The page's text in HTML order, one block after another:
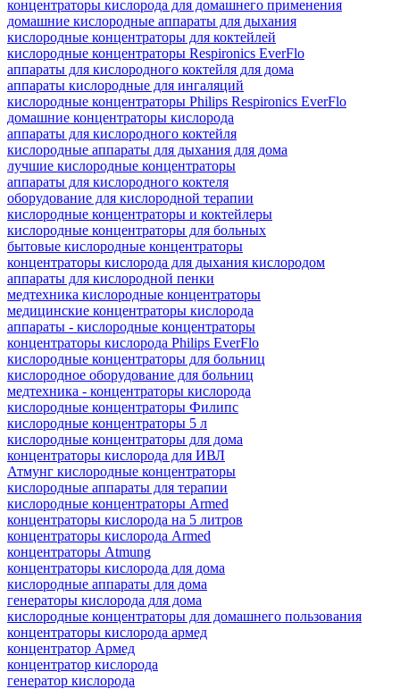
концентраторы кислорода для домашнего применения
домашние кислородные аппараты для дыхания
кислородные концентраторы для коктейлей
кислородные концентраторы Respironics EverFlo
аппараты для кислородного коктейля для дома
аппараты кислородные для ингаляций
кислородные концентраторы Philips Respironics EverFlo
домашние концентраторы кислорода
аппараты для кислородного коктейля
кислородные аппараты для дыхания для дома
лучшие кислородные концентраторы
аппараты для кислородного коктеля
оборудование для кислородной терапии
кислородные концентраторы и коктейлеры
кислородные концентраторы для больных
бытовые кислородные концентраторы
концентраторы кислорода для дыхания кислородом
аппараты для кислородной пенки
медтехника кислородные концентраторы
медицинские концентраторы кислорода
аппараты - кислородные концентраторы
концентраторы кислорода Philips EverFlo
кислородные концентраторы для больниц
кислородное оборудование для больниц
медтехника - концентраторы кислорода
кислородные концентраторы Филипс
кислородные концентраторы 5 л
кислородные концентраторы для дома
концентраторы кислорода для ИВЛ
Атмунг кислородные концентраторы
кислородные аппараты для терапии
кислородные концентраторы Armed
концентраторы кислорода на 5 литров
концентраторы кислорода Armed
концентраторы Atmung
концентраторы кислорода для дома
кислородные аппараты для дома
генераторы кислорода для дома
кислородные концентраторы для домашнего пользования
концентраторы кислорода армед
концентратор Армед
концентратор кислорода
генератор кислорода